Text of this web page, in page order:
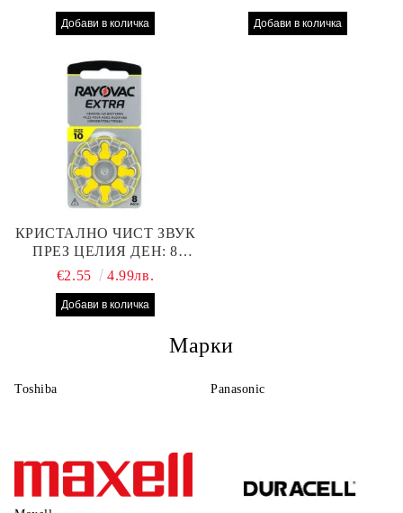
СЛУХОВ АПАРАТ С
ПРОИЗВОДИТЕЛНОСТ
КРИСТАЛНО ЧИСТ ЗВУК
ПРЕЗ ЦЕЛИЯ ДЕН: 8
БРОЯ RAYOVAC EXTRA
АПАРАТ
€2.55 4.99лв.
Марки
Toshiba Panasonic